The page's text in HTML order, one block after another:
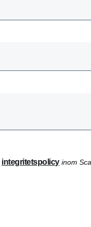
integritetspolicyinom